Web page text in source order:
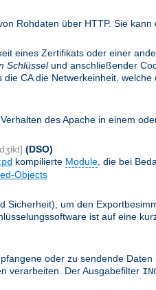
Rohdaten über HTTP. Sie
eines Zertifikats oder einer
Schlüsselund anschließender
CA die Netwerkeinheit, welche
des Apache in einem
(DSO)
kompilierte Module , die bei
Objects
Sicherheit), um den
ist auf eine
oder zu sendende
verarbeiten. Der Ausgabefilter